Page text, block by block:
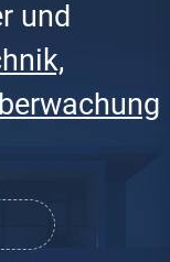
und